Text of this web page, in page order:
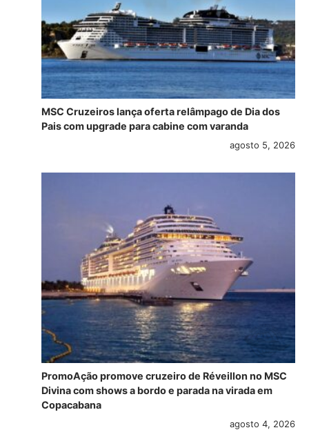
MSC Cruzeiros lança oferta relâmpago de Dia dos
Pais com upgrade para cabine com varanda
agosto 5, 2026
PromoAção promove cruzeiro de Réveillon no MSC
Divina com shows a bordo e parada na virada em
Copacabana
agosto 4, 2026